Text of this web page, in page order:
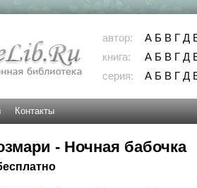
автор: А Б В Г Д
книга:
А Б В Г Д
серия:
А Б В Г Д
Контакты
- Ночная бабочка